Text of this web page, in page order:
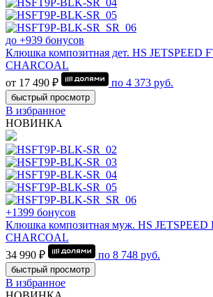
до +939 бонусов
Клюшка композитная дет. HS JETSPEED
CHARCOAL
от 17 490 ₽
по 4 373 руб.
быстрый просмотр
В избранное
НОВИНКА
+1399 бонусов
Клюшка композитная муж. HS JETSPEED
CHARCOAL
34 990 ₽
по 8 748 руб.
быстрый просмотр
В избранное